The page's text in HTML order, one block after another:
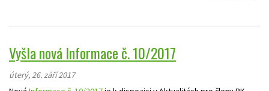
Vyšla nová Informace č. 10/2017
úterý, 26. září 2017